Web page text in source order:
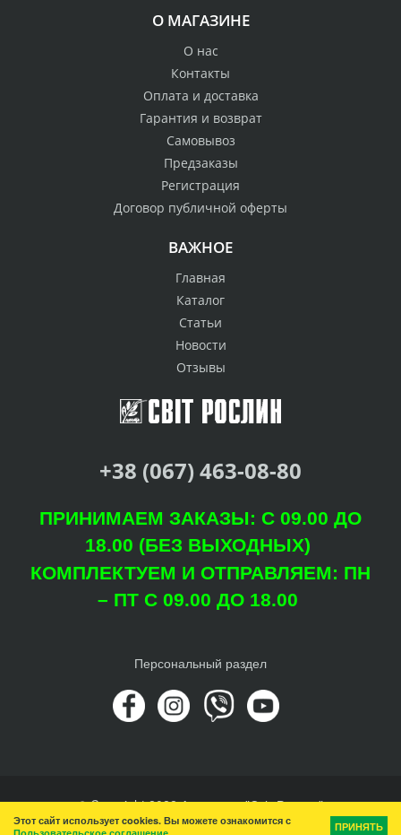
О МАГАЗИНЕ
О нас
Контакты
Оплата и доставка
Гарантия и возврат
Самовывоз
Предзаказы
Регистрация
Договор публичной оферты
ВАЖНОЕ
Главная
Каталог
Статьи
Новости
Отзывы
+38 (067) 463-08-80
ПРИНИМАЕМ ЗАКАЗЫ: С 09.00 ДО
18.00 (БЕЗ ВЫХОДНЫХ)
КОМПЛЕКТУЕМ И ОТПРАВЛЯЕМ: ПН
– ПТ С 09.00 ДО 18.00
Персональный раздел
© Copyright 2022 Агроцентр "Світ Рослин"
Наверх
Этот сайт использует cookies. Вы можете ознакомится с
Пользовательское соглашение
ПРИНЯТЬ